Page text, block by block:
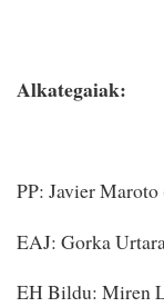
Alkategaiak:
PP: Javier Maroto
EAJ: Gorka
EH Bildu: Miren